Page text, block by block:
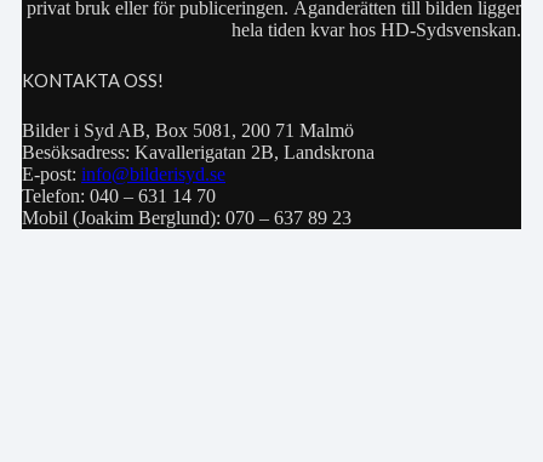
privat bruk eller för publiceringen. Äganderätten till bilden ligger
hela tiden kvar hos HD-Sydsvenskan.
KONTAKTA OSS!
Bilder i Syd AB, Box 5081, 200 71 Malmö
Besöksadress: Kavallerigatan 2B, Landskrona
E-post: info@bilderisyd.se
Telefon: 040 – 631 14 70
Mobil (Joakim Berglund): 070 – 637 89 23